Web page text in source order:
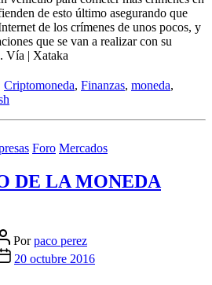
de esto último asegurando que
de los crímenes de unos pocos, y
que se van a realizar con su
Vía | Xataka
Criptomoneda, Finanzas, moneda,
Foro Mercados
DE LA MONEDA
Porpaco perez
20 octubre 2016